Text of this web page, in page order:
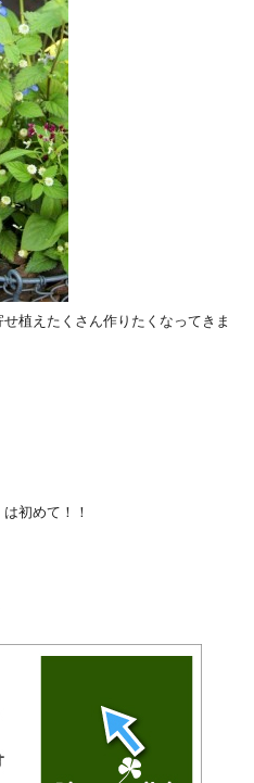
植えたくさん作りたくなってきま
初めて！！